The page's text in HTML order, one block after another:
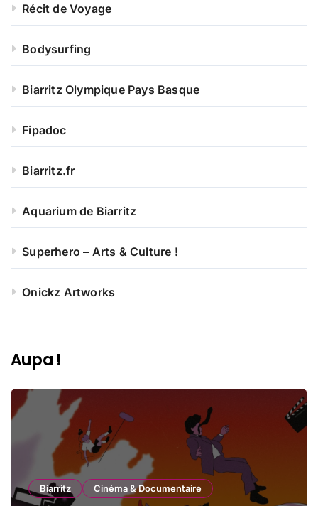
Récit de Voyage
Bodysurfing
Biarritz Olympique Pays Basque
Fipadoc
Biarritz.fr
Aquarium de Biarritz
Superhero – Arts & Culture !
Onickz Artworks
Aupa !
Biarritz Cinéma & Documentaire